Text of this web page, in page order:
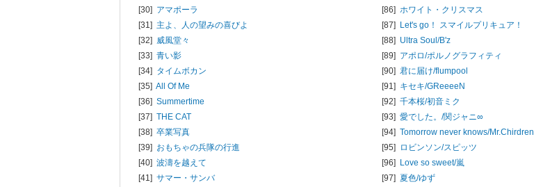
[30] アマポーラ
[31] 主よ、人の望みの喜びよ
[32] 威風堂々
[33] 青い影
[34] タイムボカン
[35] All Of Me
[36] Summertime
[37] THE CAT
[38] 卒業写真
[39] おもちゃの兵隊の行進
[40] 波濤を越えて
[41] サマー・サンバ
[86] ホワイト・クリスマス
[87] Let's go！ スマイルプリキュア！
[88] Ultra Soul/B'z
[89] アポロ/ポルノグラフィティ
[90] 君に届け/flumpool
[91] キセキ/GReeeeN
[92] 千本桜/初音ミク
[93] 愛でした。/関ジャニ∞
[94] Tomorrow never knows/Mr.Chirdren
[95] ロビンソン/スピッツ
[96] Love so sweet/嵐
[97] 夏色/ゆず